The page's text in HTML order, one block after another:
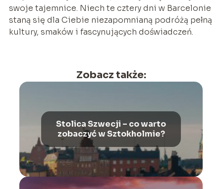
swoje tajemnice. Niech te cztery dni w Barcelonie
staną się dla Ciebie niezapomnianą podróżą pełną
kultury, smaków i fascynujących doświadczeń.
Zobacz także:
Stolica Szwecji – co warto
zobaczyć w Sztokholmie?